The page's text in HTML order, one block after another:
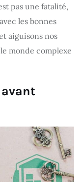
pas une fatalité,
les bonnes
aiguisons nos
monde complexe